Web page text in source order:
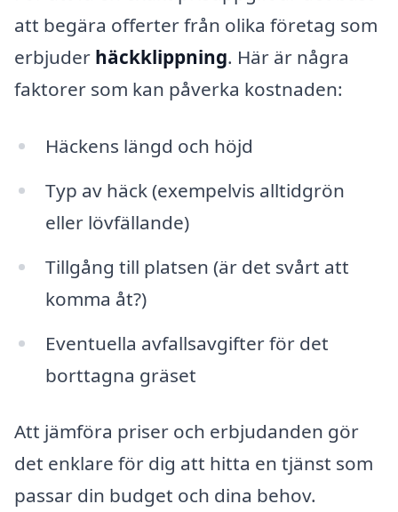
att begära offerter från olika företag som
erbjuder häckklippning. Här är några
faktorer som kan påverka kostnaden:
Häckens längd och höjd
Typ av häck (exempelvis alltidgrön
eller lövfällande)
Tillgång till platsen (är det svårt att
komma åt?)
Eventuella avfallsavgifter för det
borttagna gräset
Att jämföra priser och erbjudanden gör
det enklare för dig att hitta en tjänst som
passar din budget och dina behov.